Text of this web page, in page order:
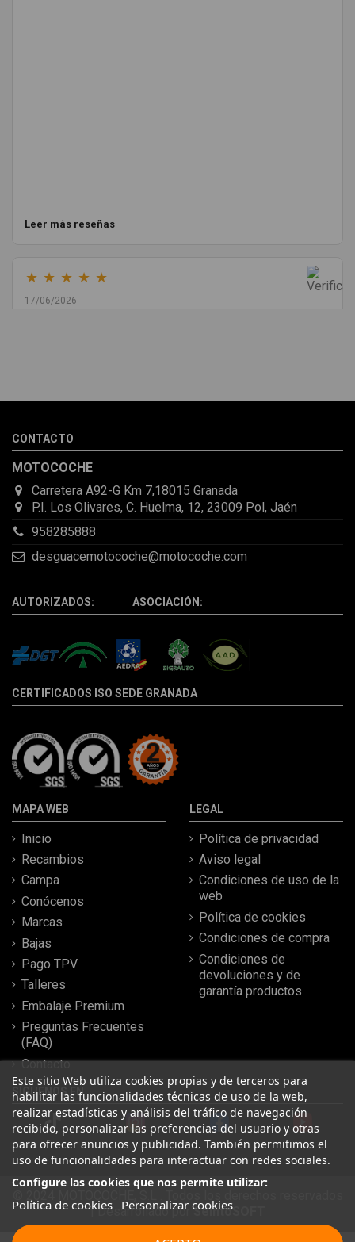
Leer más reseñas
★ ★ ★ ★ ★
17/06/2026
la pieza llegó correcta y bien embalada, además de llegarme 2
Leer más reseñas
CONTACTO
MOTOCOCHE
Carretera A92-G Km 7,18015 Granada
P.I. Los Olivares, C. Huelma, 12, 23009 Pol, Jaén
958285888
desguacemotocoche@motocoche.com
AUTORIZADOS: ASOCIACIÓN:
CERTIFICADOS ISO SEDE GRANADA
MAPA WEB
Inicio
Recambios
Campa
Conócenos
Marcas
Bajas
Pago TPV
Talleres
Embalaje Premium
Preguntas Frecuentes
(FAQ)
Contacto
LEGAL
Política de privacidad
Aviso legal
Condiciones de uso de la
web
Política de cookies
Condiciones de compra
Condiciones de
devoluciones y de
garantía productos
Este sitio Web utiliza cookies propias y de terceros para
habilitar las funcionalidades técnicas de uso de la web,
realizar estadísticas y análisis del tráfico de navegación
recibido, personalizar las preferencias del usuario y otras
para ofrecer anuncios y publicidad. También permitimos el
uso de funcionalidades para interactuar con redes sociales.
Configure las cookies que nos permite utilizar:
Política de cookies Personalizar cookies
SÍGUENOS EN
| Desarrollado porSeintoSOFT